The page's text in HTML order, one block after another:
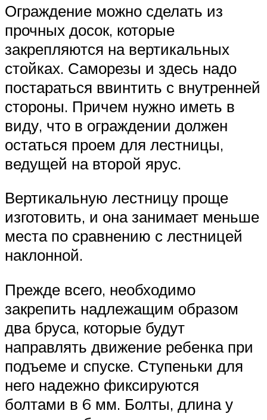
Ограждение можно сделать из
прочных досок, которые
закрепляются на вертикальных
стойках. Саморезы и здесь надо
постараться ввинтить с внутренней
стороны. Причем нужно иметь в
виду, что в ограждении должен
остаться проем для лестницы,
ведущей на второй ярус.
Вертикальную лестницу проще
изготовить, и она занимает меньше
места по сравнению с лестницей
наклонной.
Прежде всего, необходимо
закрепить надлежащим образом
два бруса, которые будут
направлять движение ребенка при
подъеме и спуске. Ступеньки для
него надежно фиксируются
болтами в 6 мм. Болты, длина у